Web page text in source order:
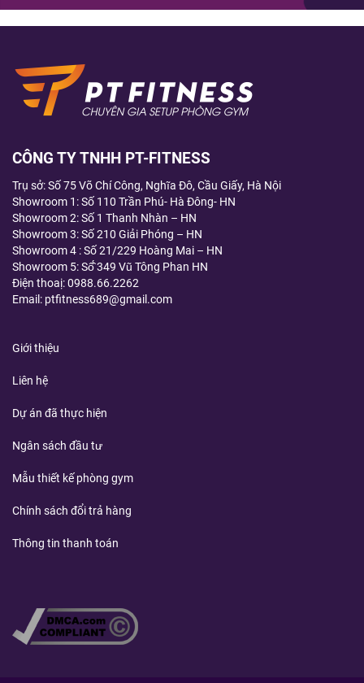
CÔNG TY TNHH PT-FITNESS
Trụ sở: Số 75 Võ Chí Công, Nghĩa Đô, Cầu Giấy, Hà Nội
Showroom 1: Số 110 Trần Phú- Hà Đông- HN
Showroom 2: Số 1 Thanh Nhàn – HN
Showroom 3: Số 210 Giải Phóng – HN
Showroom 4 : Số 21/229 Hoàng Mai – HN
Showroom 5: Số̂́ 349 Vũ Tông Phan HN
Điện thoaị:0988.66.2262
Email: ptfitness689@gmail.com
Giới thiệu
Liên hệ
Dự án đã thực hiện
Ngân sách đầu tư
Mẫu thiết kế phòng gym
Chính sách đổi trả hàng
Thông tin thanh toán